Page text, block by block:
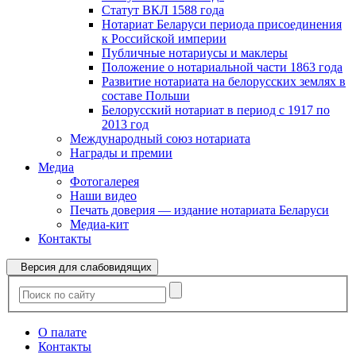
Статут ВКЛ 1588 года
Нотариат Беларуси периода присоединения
к Российской империи
Публичные нотариусы и маклеры
Положение о нотариальной части 1863 года
Развитие нотариата на белорусских землях в
составе Польши
Белорусский нотариат в период с 1917 по
2013 год
Международный союз нотариата
Награды и премии
Медиа
Фотогалерея
Наши видео
Печать доверия — издание нотариата Беларуси
Медиа-кит
Контакты
Версия для слабовидящих
О палате
Контакты